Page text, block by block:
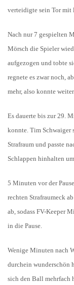
verteidigte sein Tor mit
Nach nur 7 gespielten
Mörsch die Spieler
aufgezogen und tobte
regnete es zwar noch,
mehr, also konnte
Es dauerte bis zur 29.
konnte. Tim Schwaiger
Strafraum und passte
Schlappen hinhalten
5 Minuten vor der
rechten Strafraumeck
ab, sodass FV-Keeper
in die Pause.
Wenige Minuten nach
durchein wunderschön
sich den Ball mehrfach